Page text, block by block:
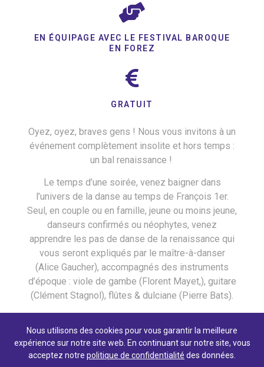
EN ÉQUIPAGE AVEC LE FESTIVAL BAROQUE
EN FOREZ
GRATUIT
Oyez, oyez, braves gens ! Nous vous invitons à un
événement complètement insolite et hors temps :
un bal renaissance !
Le temps d’une soirée, venez baigner dans
l’univers de la danse au temps de François 1er.
Seul, en couple ou en famille, jeune ou moins jeune,
danseurs confirmés ou néophytes, venez
apprendre les pas de danse de la renaissance qui
vous seront expliqués par le maître-à-danser
(Alice Gaucher), accompagnés des instruments
d’époque : viole de gambe (Florent Mayet,), guitare
(Clément Stagnol), flûtes & dulciane (Pierre Bats).
tout le monde est invité à entrer dans la danse. Une
soirée qui s’annonce festive et pleine de
découvertes !
Nous utilisons des cookies pour vous garantir la meilleure
expérience sur notre site web. En continuant sur notre site, vous
acceptez notre politique de confidentialité des données.